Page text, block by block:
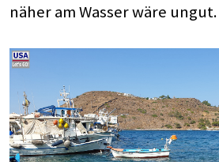
näher am Wasser wäre ungut.